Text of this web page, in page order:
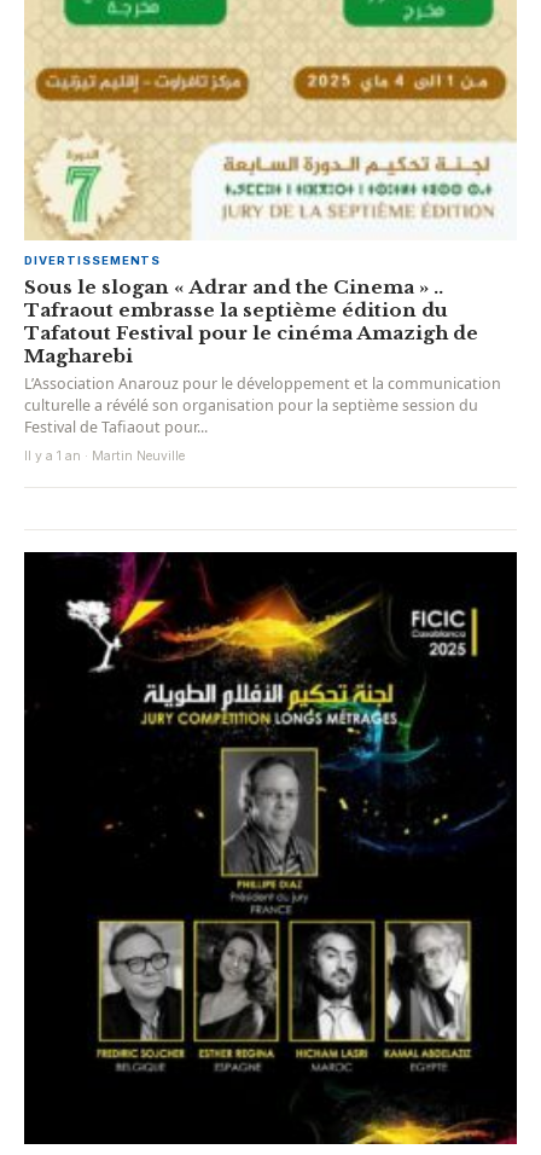
DIVERTISSEMENTS
Sous le slogan « Adrar and the Cinema » ..
Tafraout embrasse la septième édition du
Tafatout Festival pour le cinéma Amazigh de
Magharebi
L’Association Anarouz pour le développement et la communication
culturelle a révélé son organisation pour la septième session du
Festival de Tafiaout pour...
Il y a 1 an · Martin Neuville